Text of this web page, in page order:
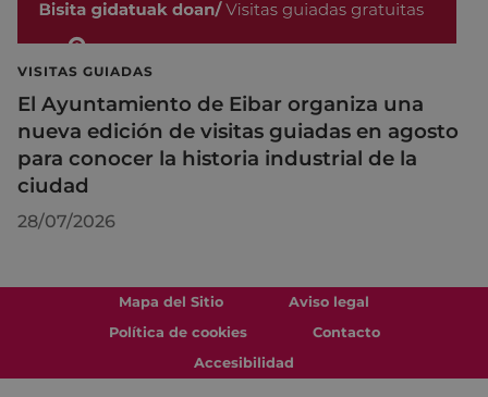
VISITAS GUIADAS
El Ayuntamiento de Eibar organiza una
nueva edición de visitas guiadas en agosto
para conocer la historia industrial de la
ciudad
28/07/2026
Mapa del Sitio
Aviso legal
Política de cookies
Contacto
Accesibilidad